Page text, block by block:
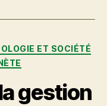
ET SOCIÉTÉ
gestion